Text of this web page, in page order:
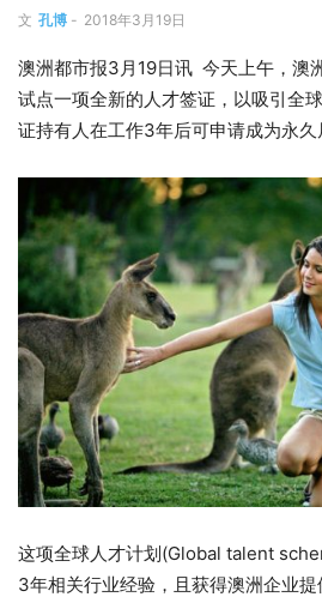
文 孔博 - 2018年3月19日
澳洲都市报3月19日讯 今天上午，澳
试点一项全新的人才签证，以吸引全
证持有人在工作3年后可申请成为永久
这项全球人才计划(Global talent
3年相关行业经验，且获得澳洲企业